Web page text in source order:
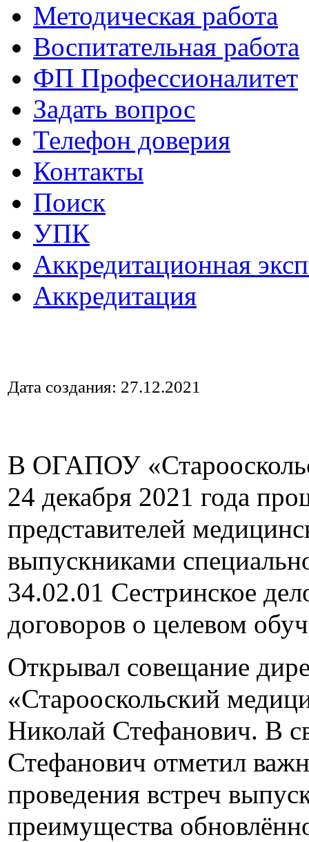
Методическая работа
Воспитательная работа
ФП Профессионалитет
Задать вопрос
Телефон доверия
Контакты
Поиск
УПК
Аккредитационная
Аккредитация
Дата создания: 27.12.2021
В ОГАПОУ
24 декабря 2021 года
представителей
выпускниками
34.02.01 Сестринское
договоров о целевом
Открывал совещание
«Старооскольский
Николай Стефанович. В
Стефанович отметил
проведения встреч
преимущества